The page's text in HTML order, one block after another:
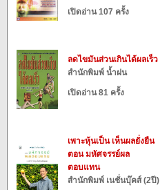
เปิดอ่าน 107 ครั้ง
ลดไขมันส่วนเกินได้ผลเร็ว
สำนักพิมพ์ น้ำฝน
เปิดอ่าน 81 ครั้ง
เพาะหุ้นเป็น เห็นผลยั่งยืน
ตอน มหัศจรรย์ผล
ตอบแทน
สำนักพิมพ์ เนชั่นบุ๊คส์ (2ปี)